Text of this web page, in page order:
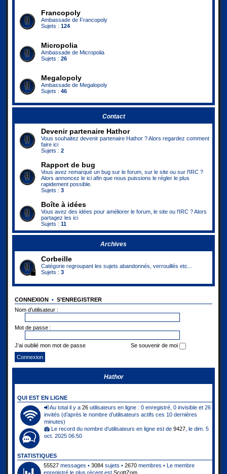
Francopoly
Ambassade de Francopoly
Sujets : 124
Micropolia
Ambassade de Micropolia
Sujets : 26
Megalopoly
Ambassade de Megalopoly
Sujets : 46
Contact
Devenir partenaire Hathor
Vous souhaitez devenir partenaire Hathor ? Alors regardez comment
faire ici
Sujets : 2
Rapport de bug
Vous avez remarqué un bug sur le forum, sur le site ou sur l'IRC ?
Alors annoncez le ici afin que nous puissions le régler le plus
rapidement possible.
Sujets : 3
Boîte à idées
Vous avez des idées pour améliorer le forum, le site ou l'IRC ? Alors
partagez les ici
Sujets : 11
Archives
Corbeille
Catégorie regroupant les sujets abandonnés, verrouillés etc...
Sujets : 3
CONNEXION • S’ENREGISTRER
Nom d’utilisateur :
Mot de passe :
J’ai oublié mon mot de passe Se souvenir de moi
Hathor
QUI EST EN LIGNE
Au total il y a 26 utilisateurs en ligne : 0 enregistré, 0 invisible et 26
invités (d’après le nombre d’utilisateurs actifs ces 10 dernières
minutes)
Le record du nombre d’utilisateurs en ligne est de 9427 , le dim. 5
oct. 2025 06:50
STATISTIQUES
55527 messages • 3084 sujets • 2670 membres • Le membre
enregistré le plus récent est ScottZom